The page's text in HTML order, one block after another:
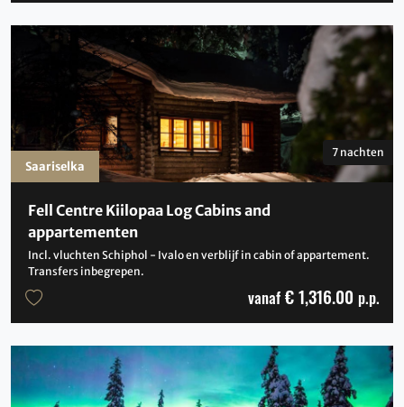
Fell Centre Kiilopaa Log Cabins and
appartementen
Incl. vluchten Schiphol - Ivalo en verblijf in cabin of appartement.
Transfers inbegrepen.
7 nachten
vanaf € 1,316.00 p.p.
Saariselka